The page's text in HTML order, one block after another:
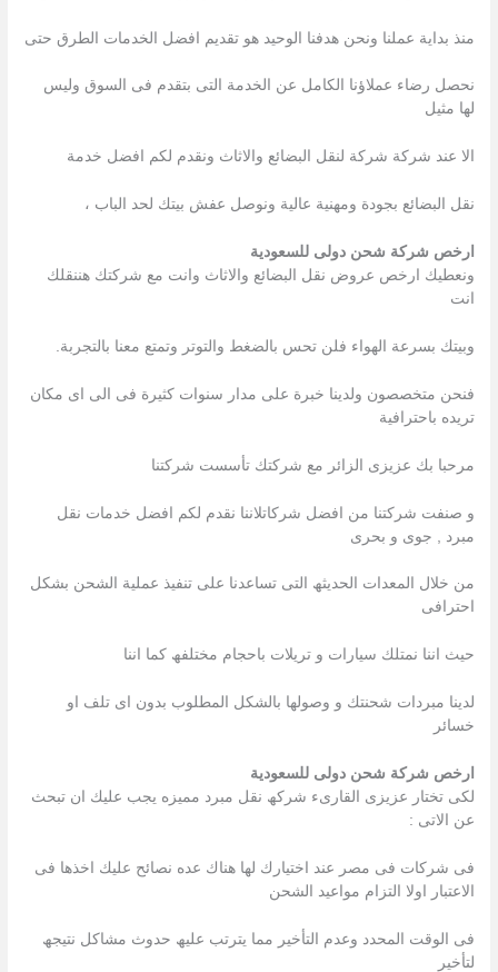
منذ بداية عملنا ونحن هدفنا الوحيد هو تقديم افضل الخدمات الطرق حتى
نحصل رضاء عملاؤنا الكامل عن الخدمة التى بتقدم فى السوق وليس
لها مثيل
الا عند شركة شركة لنقل البضائع والاثاث ونقدم لكم افضل خدمة
نقل البضائع بجودة ومهنية عالية ونوصل عفش بيتك لحد الباب ،
ارخص شركة شحن دولى للسعودية
ونعطيك ارخص عروض نقل البضائع والاثاث وانت مع شركتك هننقلك
انت
وبيتك بسرعة الهواء فلن تحس بالضغط والتوتر وتمتع معنا بالتجربة.
فنحن متخصصون ولدينا خبرة على مدار سنوات كثيرة فى الى اى مكان
تريده باحترافية
مرحبا بك عزیزى الزائر مع شركتك تأسست شركتنا
و صنفت شركتنا من افضل شركاتلاننا نقدم لكم افضل خدمات نقل
مبرد , جوى و بحرى
من خلال المعدات الحدیثھ التى تساعدنا على تنفیذ عملیة الشحن بشكل
احترافى
حیث اننا نمتلك سیارات و تریلات باحجام مختلفھ كما اننا
لدینا مبردات شحنتك و وصولھا بالشكل المطلوب بدون اى تلف او
خسائر
ارخص شركة شحن دولى للسعودية
لكى تختار عزیزى القارىء شركھ نقل مبرد ممیزه یجب علیك ان تبحث
عن الاتى :
فى شركات فى مصر عند اختیارك لھا ھناك عده نصائح علیك اخذھا فى
الاعتبار اولا التزام مواعید الشحن
فى الوقت المحدد وعدم التأخیر مما یترتب علیھ حدوث مشاكل نتیجھ
لتأخیر